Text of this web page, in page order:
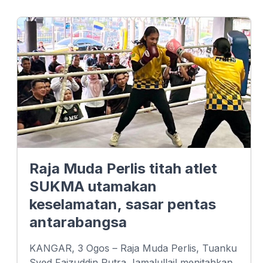
b
o
o
k
e
d
I
n
s
A
p
p
Raja Muda Perlis titah atlet
SUKMA utamakan
keselamatan, sasar pentas
antarabangsa
KANGAR, 3 Ogos – Raja Muda Perlis, Tuanku